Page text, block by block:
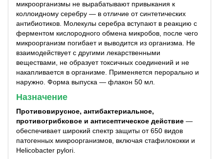
микроорганизмы не вырабатывают привыкания к
коллоидному серебру — в отличие от синтетических
антибиотиков. Молекулы серебра вступают в реакцию с
ферментом кислородного обмена микробов, после чего
микроорганизм погибает и выводится из организма. Не
взаимодействует с другими лекарственными
веществами, не образует токсичных соединений и не
накапливается в организме. Применяется перорально и
наружно. Форма выпуска — флакон 50 мл.
Назначение
Противовирусное, антибактериальное,
противогрибковое и антисептическое действие —
обеспечивает широкий спектр защиты от 650 видов
патогенных микроорганизмов, включая стафилококки и
Helicobacter pylori.